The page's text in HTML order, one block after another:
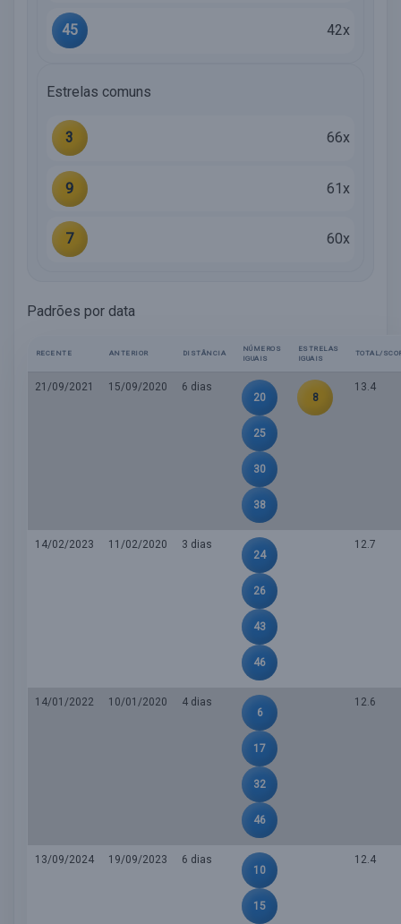
45 42x
Estrelas comuns
3 66x
9 61x
7 60x
Padrões por data
RECENTE ANTERIOR DISTÂNCIA
NÚMEROS
IGUAIS
ESTRELAS
IGUAIS
TOTAL/
21/09/2021 15/09/2020
6 dias
20
25
30
38
8
13.4
14/02/2023 11/02/2020
3 dias
24
26
43
46
12.7
14/01/2022 10/01/2020
4 dias
6
17
32
46
12.6
13/09/2024 19/09/2023
6 dias
10
15
12.4